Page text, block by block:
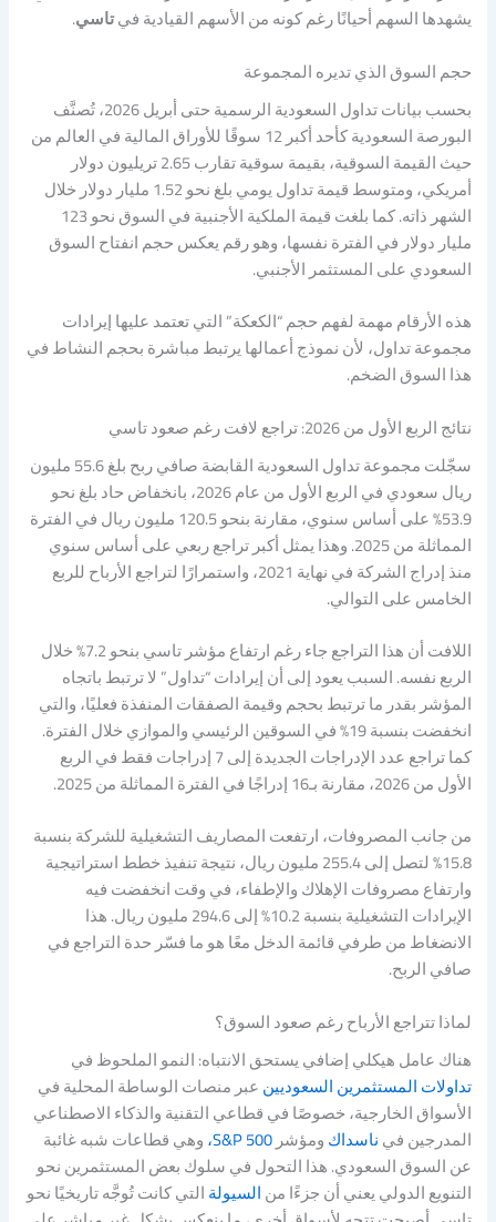
يشهدها السهم أحيانًا رغم كونه من الأسهم القيادية فيتاسي.
حجم السوق الذي تديره المجموعة
بحسب بيانات تداول السعودية الرسمية حتى أبريل 2026، تُصنَّف
البورصة السعودية كأحد أكبر 12 سوقًا للأوراق المالية في العالم من
حيث القيمة السوقية، بقيمة سوقية تقارب 2.65 تريليون دولار
أمريكي، ومتوسط قيمة تداول يومي بلغ نحو 1.52 مليار دولار خلال
الشهر ذاته. كما بلغت قيمة الملكية الأجنبية في السوق نحو 123
مليار دولار في الفترة نفسها، وهو رقم يعكس حجم انفتاح السوق
السعودي على المستثمر الأجنبي.
هذه الأرقام مهمة لفهم حجم “الكعكة” التي تعتمد عليها إيرادات
مجموعة تداول، لأن نموذج أعمالها يرتبط مباشرة بحجم النشاط في
هذا السوق الضخم.
نتائج الربع الأول من 2026: تراجع لافت رغم صعود تاسي
سجّلت مجموعة تداول السعودية القابضة صافي ربح بلغ 55.6 مليون
ريال سعودي في الربع الأول من عام 2026، بانخفاض حاد بلغ نحو
53.9% على أساس سنوي، مقارنة بنحو 120.5 مليون ريال في الفترة
المماثلة من 2025. وهذا يمثل أكبر تراجع ربعي على أساس سنوي
منذ إدراج الشركة في نهاية 2021، واستمرارًا لتراجع الأرباح للربع
الخامس على التوالي.
اللافت أن هذا التراجع جاء رغم ارتفاع مؤشر تاسي بنحو 7.2% خلال
الربع نفسه. السبب يعود إلى أن إيرادات “تداول” لا ترتبط باتجاه
المؤشر بقدر ما ترتبط بحجم وقيمة الصفقات المنفذة فعليًا، والتي
انخفضت بنسبة 19% في السوقين الرئيسي والموازي خلال الفترة.
كما تراجع عدد الإدراجات الجديدة إلى 7 إدراجات فقط في الربع
الأول من 2026، مقارنة بـ16 إدراجًا في الفترة المماثلة من 2025.
من جانب المصروفات، ارتفعت المصاريف التشغيلية للشركة بنسبة
15.8% لتصل إلى 255.4 مليون ريال، نتيجة تنفيذ خطط استراتيجية
وارتفاع مصروفات الإهلاك والإطفاء، في وقت انخفضت فيه
الإيرادات التشغيلية بنسبة 10.2% إلى 294.6 مليون ريال. هذا
الانضغاط من طرفي قائمة الدخل معًا هو ما فسّر حدة التراجع في
صافي الربح.
لماذا تتراجع الأرباح رغم صعود السوق؟
هناك عامل هيكلي إضافي يستحق الانتباه: النمو الملحوظ في
تداولات المستثمرين السعوديينعبر منصات الوساطة المحلية في
الأسواق الخارجية، خصوصًا في قطاعي التقنية والذكاء الاصطناعي
المدرجين فيناسداكومؤشرS&P 500، وهي قطاعات شبه غائبة
عن السوق السعودي. هذا التحول في سلوك بعض المستثمرين نحو
التنويع الدولي يعني أن جزءًا منالسيولةالتي كانت تُوجَّه تاريخيًا نحو